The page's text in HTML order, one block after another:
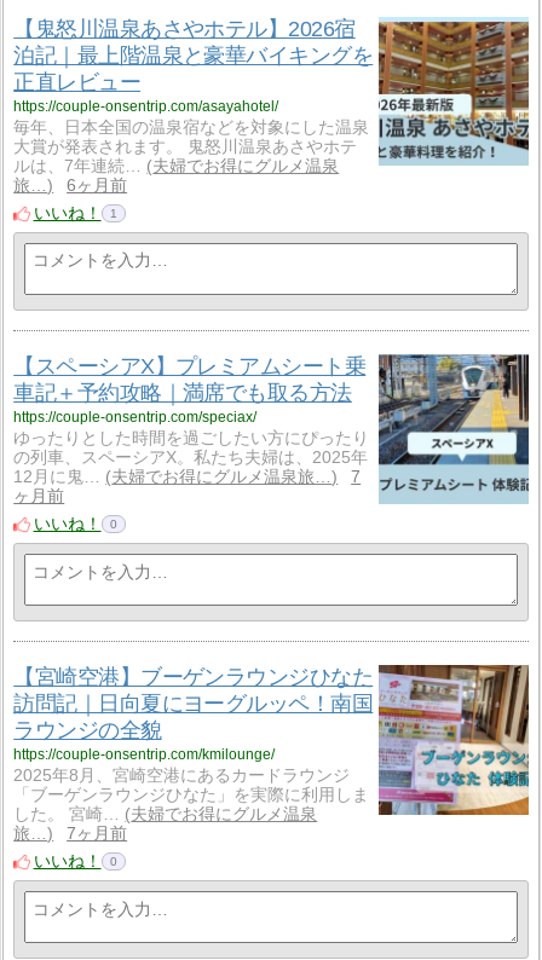
【鬼怒川温泉あさやホテル】2026宿
泊記｜最上階温泉と豪華バイキングを
正直レビュー
https://couple-onsentrip.com/asayahotel/
毎年、日本全国の温泉宿などを対象にした温泉
大賞が発表されます。 鬼怒川温泉あさやホテ
ルは、7年連続…
夫婦でお得にグルメ温泉
旅…
6ヶ月前
いいね！
1
【スペーシアX】プレミアムシート乗
車記＋予約攻略｜満席でも取る方法
https://couple-onsentrip.com/speciax/
ゆったりとした時間を過ごしたい方にぴったり
の列車、スペーシアX。私たち夫婦は、2025年
12月に鬼…
夫婦でお得にグルメ温泉旅…
7
ヶ月前
いいね！
0
【宮崎空港】ブーゲンラウンジひなた
訪問記｜日向夏にヨーグルッペ！南国
ラウンジの全貌
https://couple-onsentrip.com/kmilounge/
2025年8月、宮崎空港にあるカードラウンジ
「ブーゲンラウンジひなた」を実際に利用しま
した。 宮崎…
夫婦でお得にグルメ温泉
旅…
7ヶ月前
いいね！
0